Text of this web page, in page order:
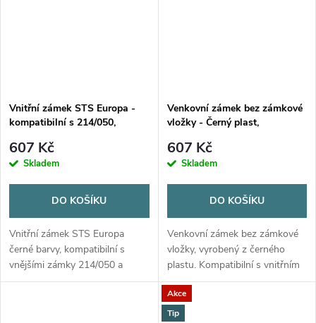
Vnitřní zámek STS Europa -
kompatibilní s 214/050,
607 Kč
Skladem
DO KOŠÍKU
Vnitřní zámek STS Europa
černé barvy, kompatibilní s
vnějšími zámky 214/050 a
214/060\. Vhodný pro dveře
Venkovní zámek bez zámkové
vložky - Černý plast,
607 Kč
Skladem
DO KOŠÍKU
Venkovní zámek bez zámkové
vložky, vyrobený z černého
plastu. Kompatibilní s vnitřním
zámkem 214/060, vhodný pro
karavany.
Akce
Tip